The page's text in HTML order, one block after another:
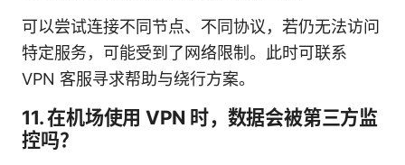
可以尝试连接不同节点、不同协议，若仍无法访问
特定服务，可能受到了网络限制。此时可联系
VPN 客服寻求帮助与绕行方案。
11. 在机场使用 VPN 时，数据会被第三方监
控吗？